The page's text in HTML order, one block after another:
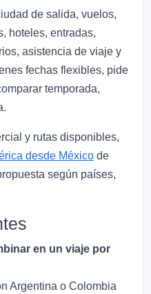
de salida, vuelos,
hoteles, entradas,
asistencia de viaje y
fechas flexibles, pide
temporada,
y rutas disponibles,
desde México de
según países,
en un viaje por
Argentina o Colombia